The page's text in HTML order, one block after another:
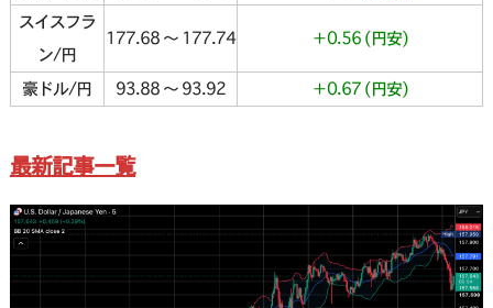
スイスフラ
ン/円
177.68 〜 177.74 ＋0.56 (円安)
豪ドル/円 93.88 〜 93.92 ＋0.67 (円安)
最新記事一覧